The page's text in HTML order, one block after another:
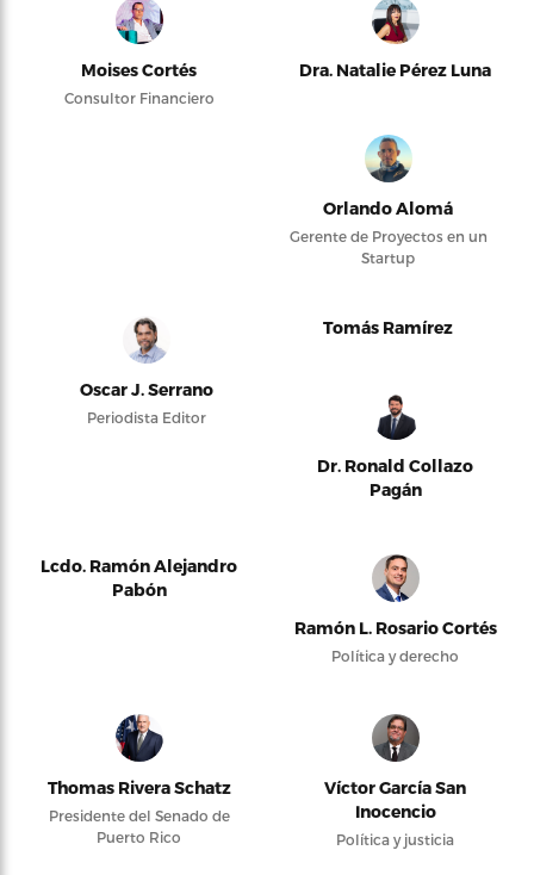
Moises Cortés
Consultor Financiero
Dra. Natalie Pérez Luna
Orlando Alomá
Gerente de Proyectos en un
Startup
Oscar J. Serrano
Periodista Editor
Tomás Ramírez
Dr. Ronald Collazo
Pagán
Lcdo. Ramón Alejandro
Pabón
Ramón L. Rosario Cortés
Política y derecho
Thomas Rivera Schatz
Presidente del Senado de
Puerto Rico
Víctor García San
Inocencio
Política y justicia